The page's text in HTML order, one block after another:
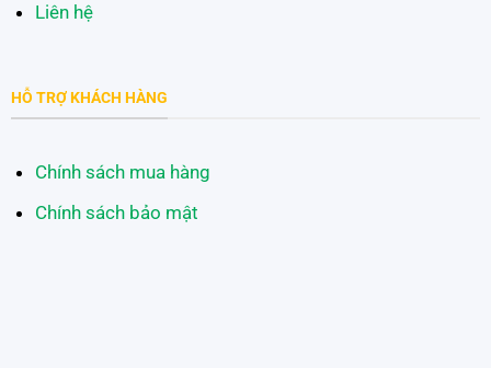
Liên hệ
HỖ TRỢ KHÁCH HÀNG
Chính sách mua hàng
Chính sách bảo mật